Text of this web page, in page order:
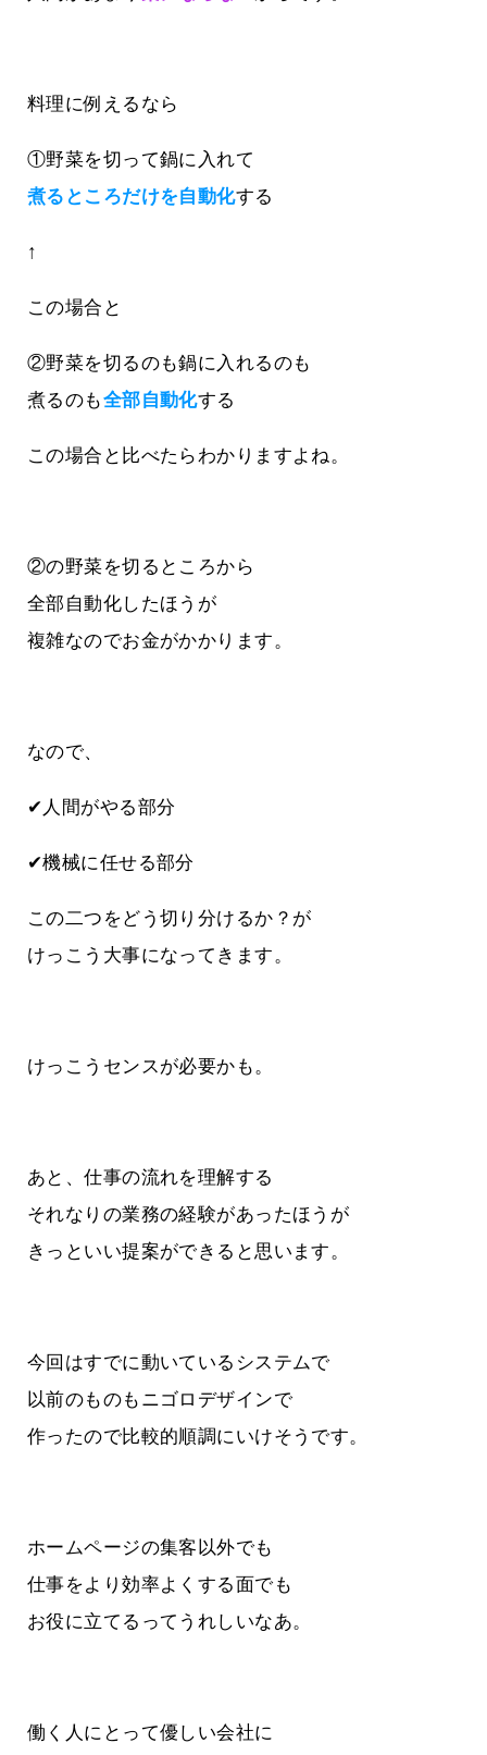
料理に例えるなら
①野菜を切って鍋に入れて
煮るところだけを自動化する
↑
この場合と
②野菜を切るのも鍋に入れるのも
煮るのも全部自動化する
この場合と比べたらわかりますよね。
②の野菜を切るところから
全部自動化したほうが
複雑なのでお金がかかります。
なので、
✔人間がやる部分
✔機械に任せる部分
この二つをどう切り分けるか？が
けっこう大事になってきます。
けっこうセンスが必要かも。
あと、仕事の流れを理解する
それなりの業務の経験があったほうが
きっといい提案ができると思います。
今回はすでに動いているシステムで
以前のものもニゴロデザインで
作ったので比較的順調にいけそうです。
ホームページの集客以外でも
仕事をより効率よくする面でも
お役に立てるってうれしいなあ。
働く人にとって優しい会社に